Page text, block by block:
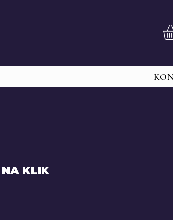
KLIK